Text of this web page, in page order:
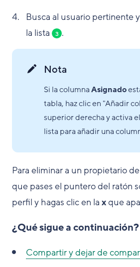
Busca al usuario pertinente
la lista
3 .
Nota
Si la columnaAsignado
tabla, haz clic en "Añadir
superior derecha y activa
lista para añadir una
Para eliminar a un propietario
que pases el puntero del ratón
perfil y hagas clic en la xque
¿Qué sigue a continuación?
Compartir y dejar de